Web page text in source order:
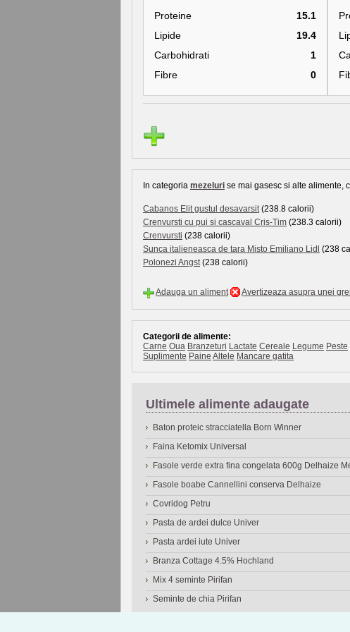
Proteine
15.1
Lipide
19.4
Carbohidrati
1
Fibre
0
In categoria mezeluri se mai gasesc si alte alimente,
Cabanos Elit gustul desavarsit(238.8 calorii)
Crenvursti cu pui si cascaval Cris-Tim (238.3 calorii)
Crenvursti (238 calorii)
Sunca italieneasca de tara Misto Emiliano Lidl (238
Polonezi Angst(238 calorii)
Adauga un aliment Avertizeaza asupra unei
Categorii de alimente:
Carne Oua Branzeturi Lactate Cereale Legume Peste
Suplimente Paine Altele Mancare gatita
Ultimele alimente adaugate
Baton proteic stracciatella Born Winner
Faina Ketomix Universal
Fasole verde extra fina congelata 600g Delhaize
Fasole boabe Cannellini conserva Delhaize
Covridog Petru
Pasta de ardei dulce Univer
Pasta ardei iute Univer
Branza Cottage 4.5% Hochland
Mix 4 seminte Pirifan
Seminte de chia Pirifan